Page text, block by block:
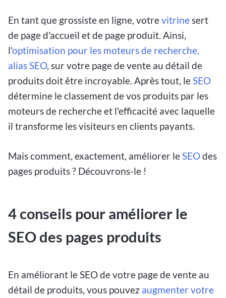
En tant que grossiste en ligne, votrevitrinesert
de page d'accueil et de page produit. Ainsi,
l'optimisation pour les moteurs de recherche,
alias SEO, sur votre page de vente au détail de
produits doit être incroyable. Après tout, leSEO
détermine le classement de vos produits par les
moteurs de recherche et l'efficacité avec laquelle
il transforme les visiteurs en clients payants.
Mais comment, exactement, améliorer leSEOdes
pages produits ? Découvrons-le !
4 conseils pour améliorer le
SEO des pages produits
En améliorant le SEO de votre page de vente au
détail de produits, vous pouvez augmenter votre